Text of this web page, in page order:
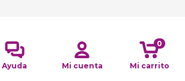
Ayuda Mi cuenta Mi carrito
0